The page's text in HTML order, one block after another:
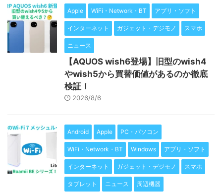
Apple WiFi・Network・BT アプリ・ソフト
インターネット ガジェット・デジモノ スマホ
ニュース
【AQUOS wish6登場】旧型のwish4
やwish5から買替価値があるのか徹底
検証！
2026/8/6
Android Apple PC・パソコン
WiFi・Network・BT Windows アプリ・ソフト
インターネット ガジェット・デジモノ スマホ
タブレット ニュース 周辺機器